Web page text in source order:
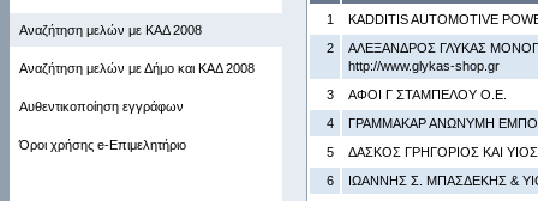
Αναζήτηση μελών με ΚΑΔ 2008
Αναζήτηση μελών με Δήμο και ΚΑΔ 2008
Αυθεντικοποίηση εγγράφων
Όροι χρήσης e-Επιμελητήριο
1
KADDITIS AUTOMOTIVE
2
ΑΛΕΞΑΝΔΡΟΣ ΓΛΥΚΑΣ
http://www.glykas-shop.gr
3
ΑΦΟΙ Γ ΣΤΑΜΠΕΛΟΥ Ο.Ε.
4
ΓΡΑΜΜΑΚΑΡ ΑΝΩΝΥΜΗ
5
ΔΑΣΚΟΣ ΓΡΗΓΟΡΙΟΣ ΚΑΙ
6
ΙΩΑΝΝΗΣ Σ. ΜΠΑΣΔΕΚΗΣ &